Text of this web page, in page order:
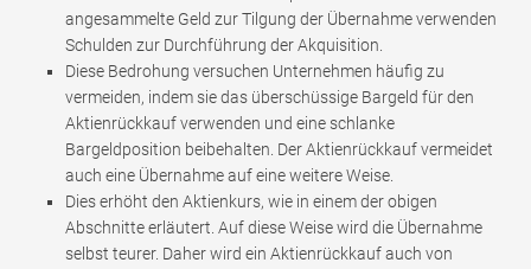
angesammelte Geld zur Tilgung der Übernahme verwenden
Schulden zur Durchführung der Akquisition.
Diese Bedrohung versuchen Unternehmen häufig zu
vermeiden, indem sie das überschüssige Bargeld für den
Aktienrückkauf verwenden und eine schlanke
Bargeldposition beibehalten. Der Aktienrückkauf vermeidet
auch eine Übernahme auf eine weitere Weise.
Dies erhöht den Aktienkurs, wie in einem der obigen
Abschnitte erläutert. Auf diese Weise wird die Übernahme
selbst teurer. Daher wird ein Aktienrückkauf auch von